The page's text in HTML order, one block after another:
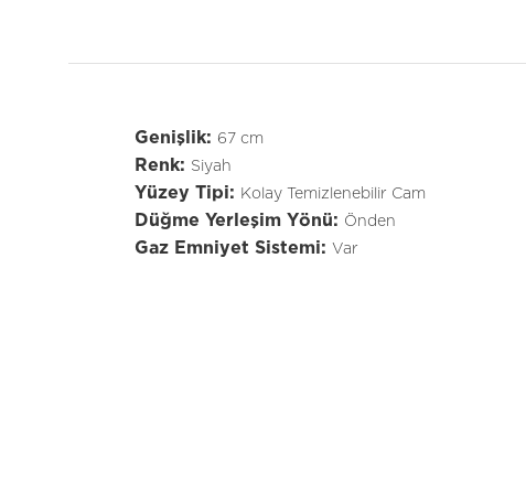
Genişlik: 67 cm
Renk: Siyah
Yüzey Tipi: Kolay Temizlenebilir Cam
Düğme Yerleşim Yönü: Önden
Gaz Emniyet Sistemi: Var